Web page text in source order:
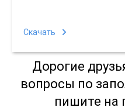
Скачать
Дорогие
вопросы по
пишите на